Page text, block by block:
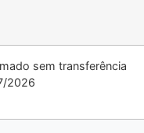
sem transferência
2026